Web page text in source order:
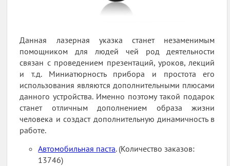
Данная лазерная указка станет незаменимым
помощником для людей чей род деятельности
связан с проведением презентаций, уроков, лекций
и т.д. Миниатюрность прибора и простота его
использования являются дополнительными плюсами
данного устройства. Именно поэтому такой подарок
станет отличным дополнением образа жизни
человека и создаст дополнительную динамичность в
работе.
Автомобильная паста. (Количество заказов:
13746)